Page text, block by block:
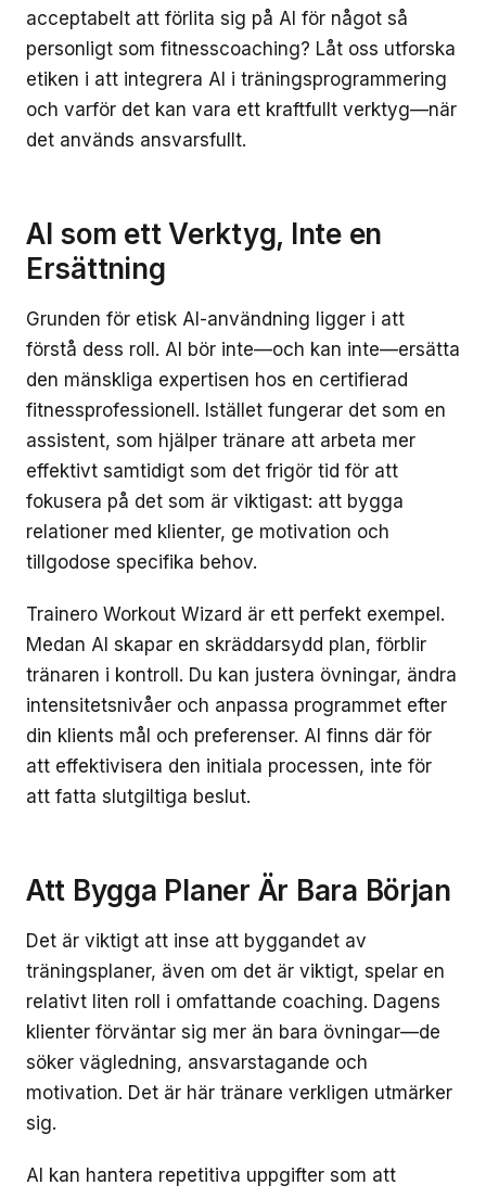
acceptabelt att förlita sig på AI för något så
personligt som fitnesscoaching? Låt oss utforska
etiken i att integrera AI i träningsprogrammering
och varför det kan vara ett kraftfullt verktyg—när
det används ansvarsfullt.
AI som ett Verktyg, Inte en
Ersättning
Grunden för etisk AI-användning ligger i att
förstå dess roll. AI bör inte—och kan inte—ersätta
den mänskliga expertisen hos en certifierad
fitnessprofessionell. Istället fungerar det som en
assistent, som hjälper tränare att arbeta mer
effektivt samtidigt som det frigör tid för att
fokusera på det som är viktigast: att bygga
relationer med klienter, ge motivation och
tillgodose specifika behov.
Trainero Workout Wizard är ett perfekt exempel.
Medan AI skapar en skräddarsydd plan, förblir
tränaren i kontroll. Du kan justera övningar, ändra
intensitetsnivåer och anpassa programmet efter
din klients mål och preferenser. AI finns där för
att effektivisera den initiala processen, inte för
att fatta slutgiltiga beslut.
Att Bygga Planer Är Bara Början
Det är viktigt att inse att byggandet av
träningsplaner, även om det är viktigt, spelar en
relativt liten roll i omfattande coaching. Dagens
klienter förväntar sig mer än bara övningar—de
söker vägledning, ansvarstagande och
motivation. Det är här tränare verkligen utmärker
sig.
AI kan hantera repetitiva uppgifter som att